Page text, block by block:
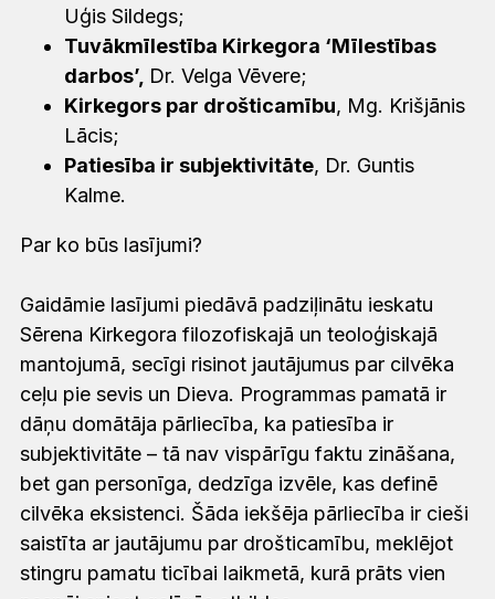
Uģis Sildegs;
Tuvākmīlestība Kirkegora ‘Mīlestības
darbos’, Dr. Velga Vēvere;
Kirkegors par drošticamību, Mg. Krišjānis
Lācis;
Patiesība ir subjektivitāte, Dr. Guntis
Kalme.
Par ko būs lasījumi?
Gaidāmie lasījumi piedāvā padziļinātu ieskatu
Sērena Kirkegora filozofiskajā un teoloģiskajā
mantojumā, secīgi risinot jautājumus par cilvēka
ceļu pie sevis un Dieva. Programmas pamatā ir
dāņu domātāja pārliecība, ka patiesība ir
subjektivitāte – tā nav vispārīgu faktu zināšana,
bet gan personīga, dedzīga izvēle, kas definē
cilvēka eksistenci. Šāda iekšēja pārliecība ir cieši
saistīta ar jautājumu par drošticamību, meklējot
stingru pamatu ticībai laikmetā, kurā prāts vien